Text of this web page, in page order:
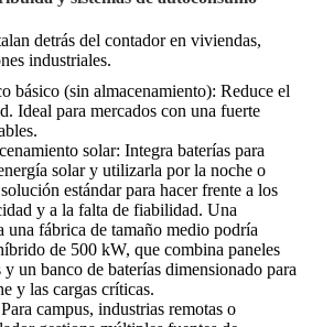
detrás del contador en viviendas,
industriales.
básico (sin almacenamiento): Reduce el
Ideal para mercados con una fuerte
solar: Integra baterías para
solar y utilizarla por la noche o
estándar para hacer frente a los
y a la falta de fiabilidad. Una
fábrica de tamaño medio podría
de 500 kW, que combina paneles
un banco de baterías dimensionado para
y las cargas críticas.
campus, industrias remotas o